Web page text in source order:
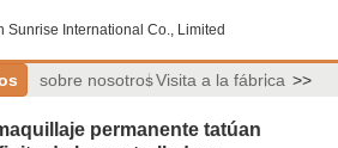
Sunrise International Co., Limited
sobre nosotrosVisita a la fábrica >>
permanente tatúan